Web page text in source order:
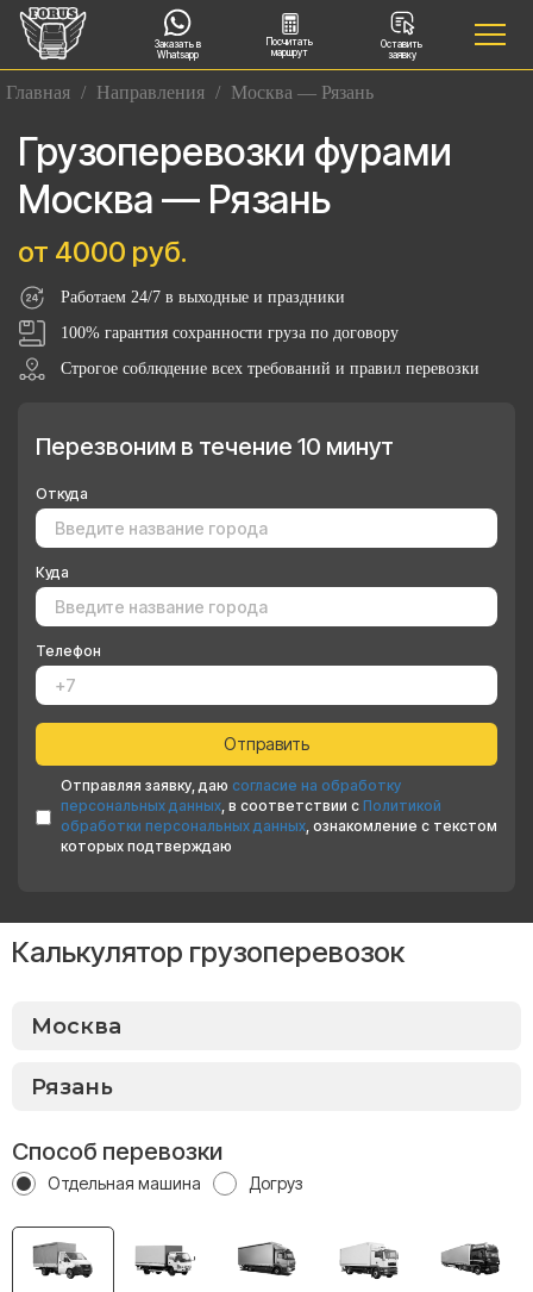
Заказать в
Whatsapp
Посчитать
маршрут
Оставить
заявку
Главная / Направления / Москва — Рязань
Грузоперевозки фурами
Москва — Рязань
от 4000 руб.
Работаем 24/7 в выходные и праздники
100% гарантия сохранности груза по договору
Строгое соблюдение всех требований и правил перевозки
Перезвоним в течение 10 минут
Откуда
Куда
Телефон
Отправляя заявку, даю согласие на обработку
персональных данных, в соответствии с Политикой
обработки персональных данных, ознакомление с текстом
которых подтверждаю
Калькулятор грузоперевозок
Способ перевозки
Отдельная машина Догруз